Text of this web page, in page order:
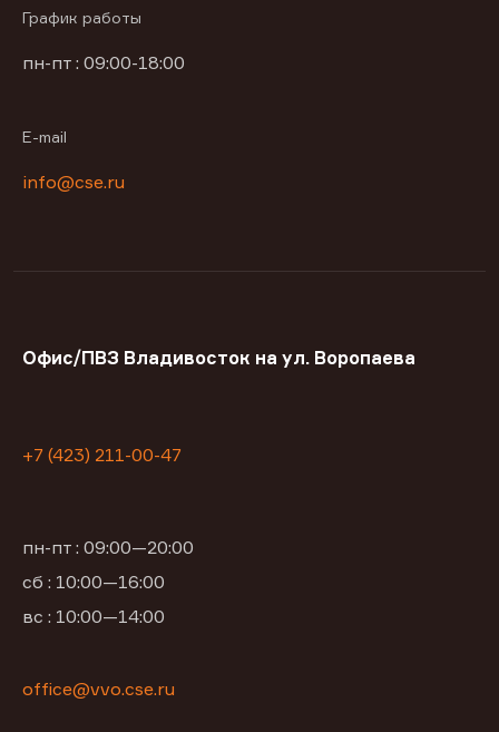
График работы
пн-пт : 09:00-18:00
E-mail
info@cse.ru
Офис/ПВЗ Владивосток на ул. Воропаева
+7 (423) 211-00-47
пн-пт : 09:00—20:00
сб : 10:00—16:00
вс : 10:00—14:00
office@vvo.cse.ru